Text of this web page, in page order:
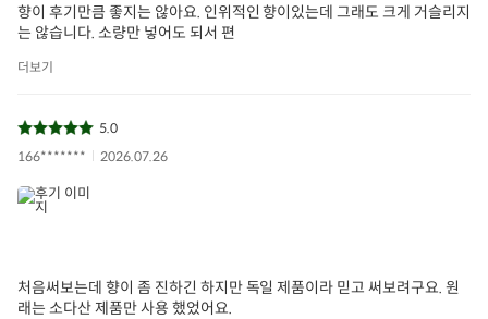
향이 후기만큼 좋지는 않아요. 인위적인 향이있는데 그래도 크게 거슬리지
는 않습니다. 소량만 넣어도 되서 편
더보기
5.0
166*******
2026.07.26
처음써보는데 향이 좀 진하긴 하지만 독일 제품이라 믿고 써보려구요. 원
래는 소다산 제품만 사용 했었어요.